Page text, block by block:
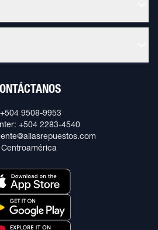
9508-9953
+504 2283-4540